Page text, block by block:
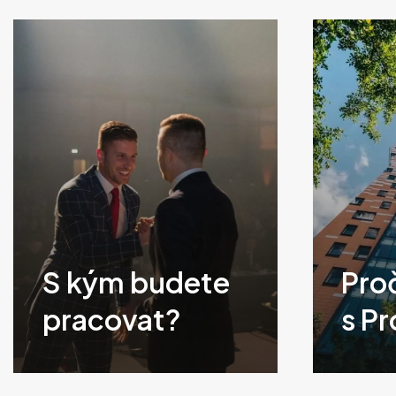
S kým budete
pracovat?
Klikněte
pro
s
pro